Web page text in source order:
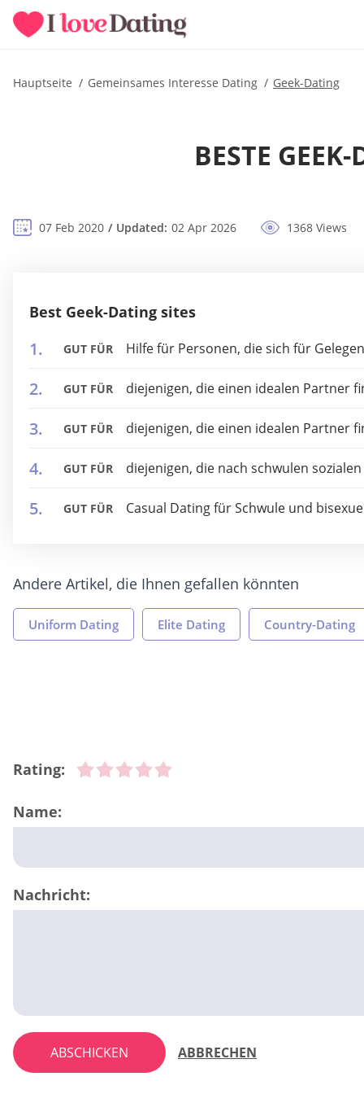
Hauptseite Gemeinsames Interesse Dating Geek-Dating
BESTE
07 Feb 2020 Updated: 02 Apr 2026 1368 Views
Best Geek-Dating sites
GUT FÜR Hilfe für Personen, die sich für
GUT FÜR diejenigen, die einen idealen Partner
GUT FÜR diejenigen, die einen idealen Partner
GUT FÜR diejenigen, die nach schwulen
GUT FÜR Casual Dating für Schwule und
Andere Artikel, die Ihnen gefallen könnten
Uniform Dating Elite Dating Country-Dating
Rating:
Name:
Nachricht:
ABSCHICKEN ABBRECHEN